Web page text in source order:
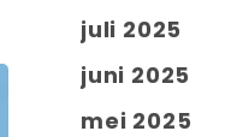
juli 2025
juni 2025
mei 2025